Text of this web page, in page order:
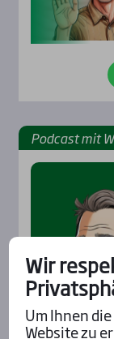
Pod­cast mit
Wir
Um Ihnen
Website zu